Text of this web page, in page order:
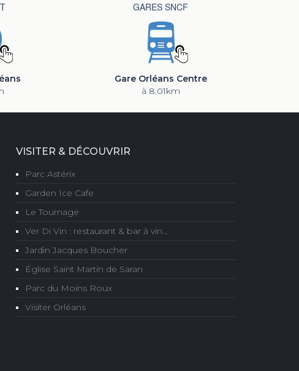
GARES SNCF
Gare Orléans Centre
à 8.01km
VISITER & DÉCOUVRIR
Parc Astérix
Garden Ice Cafe
Le Tournage
Ver Di Vin : restaurant & bar à vin...
Jardin Jacques Boucher
Église Saint Martin de Saran
Parc du Moins Roux
Visiter Orléans